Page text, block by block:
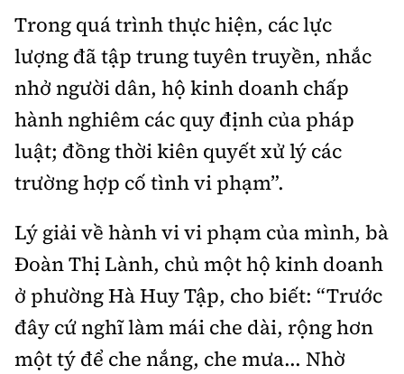
Phó Tổng biên tập:
Nguyễn Đức Thắng, La Đức Hùng
0901 514 799
Quảng cáo và Phát hành:
0915 057 282
Email: bandoc@baoxaydung.vn
Cấm sao chép dưới mọi hình thức nếu không có sự
Thông tin tòa
Trong quá trình thực hiện, các lực
lượng đã tập trung tuyên truyền, nhắc
nhở người dân, hộ kinh doanh chấp
hành nghiêm các quy định của pháp
luật; đồng thời kiên quyết xử lý các
trường hợp cố tình vi phạm”.
Lý giải về hành vi vi phạm của mình, bà
Đoàn Thị Lành, chủ một hộ kinh doanh
ở phường Hà Huy Tập, cho biết: “Trước
đây cứ nghĩ làm mái che dài, rộng hơn
một tý để che nắng, che mưa... Nhờ